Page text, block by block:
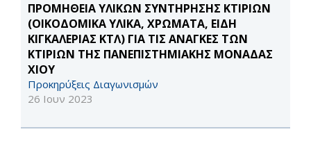
ΠΡΟΜΗΘΕΙΑ ΥΛΙΚΩΝ ΣΥΝΤΗΡΗΣΗΣ ΚΤΙΡΙΩΝ
(ΟΙΚΟΔΟΜΙΚΑ ΥΛΙΚΑ, ΧΡΩΜΑΤΑ, ΕΙΔΗ
ΚΙΓΚΑΛΕΡΙΑΣ ΚΤΛ) ΓΙΑ ΤΙΣ ΑΝΑΓΚΕΣ ΤΩΝ
ΚΤΙΡΙΩΝ ΤΗΣ ΠΑΝΕΠΙΣΤΗΜΙΑΚΗΣ ΜΟΝΑΔΑΣ
ΧΙΟΥ
Προκηρύξεις Διαγωνισμών
26 Ιουν 2023